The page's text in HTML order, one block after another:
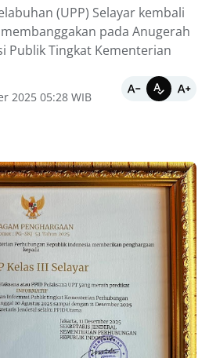
(UPP) Selayar kembali
pada Anugerah
Publik Tingkat Kementerian
2025 05:28 WIB